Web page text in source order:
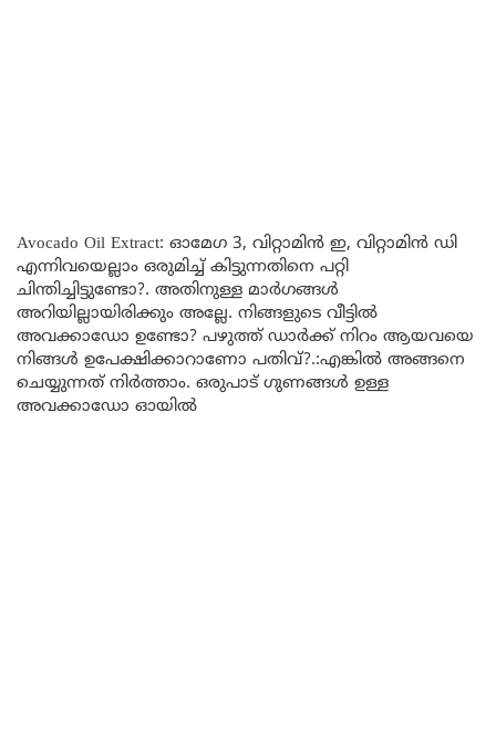
Avocado Oil Extract: ഓമേഗ 3, വിറ്റാമിൻ ഇ, വിറ്റാമിൻ ഡി
എന്നിവയെല്ലാം ഒരുമിച്ച് കിട്ടുന്നതിനെ പറ്റി
ചിന്തിച്ചിട്ടുണ്ടോ?. അതിനുള്ള മാർഗങ്ങൾ
അറിയില്ലായിരിക്കും അല്ലേ. നിങ്ങളുടെ വീട്ടിൽ
അവക്കാഡോ ഉണ്ടോ? പഴുത്ത് ഡാർക്ക്‌ നിറം ആയവയെ
നിങ്ങൾ ഉപേക്ഷിക്കാറാണോ പതിവ്?.:എങ്കിൽ അങ്ങനെ
ചെയ്യുന്നത് നിർത്താം. ഒരുപാട് ഗുണങ്ങൾ ഉള്ള
അവക്കാഡോ ഓയിൽ